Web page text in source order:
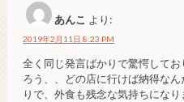
あんこ より:
2019年2月11日 8:23 PM
全く同じ発言ばかりで驚愕して
ろう、、どの店に行けば納得な
りで、外食も残念な気持ちにな